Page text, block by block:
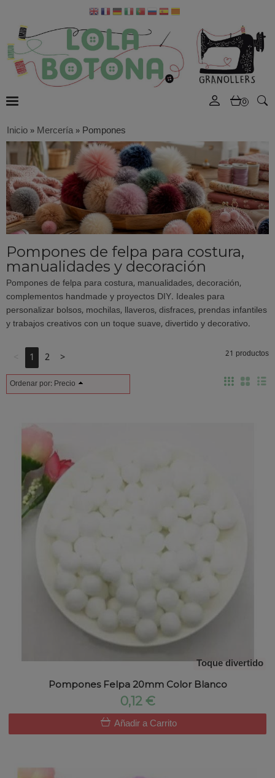
0
Inicio»Mercería»Pompones
Pompones de felpa para costura,
manualidades y decoración
Pompones de felpa para costura, manualidades, decoración,
complementos handmade y proyectos DIY. Ideales para
personalizar bolsos, mochilas, llaveros, disfraces, prendas infantiles
y trabajos creativos con un toque suave, divertido y decorativo.
1 2 > 21 productos
Ordenar por: Precio
Toque divertido
Pompones Felpa 20mm Color Blanco
0,12 €
Añadir a Carrito